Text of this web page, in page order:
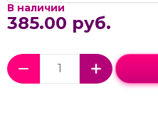
В наличии
385.00 руб.